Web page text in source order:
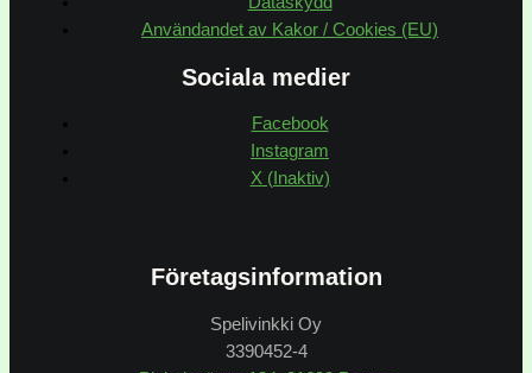
Användandet av Kakor / Cookies (EU)
Sociala medier
Facebook
Instagram
X (Inaktiv)
Företagsinformation
Spelivinkki Oy
3390452-4